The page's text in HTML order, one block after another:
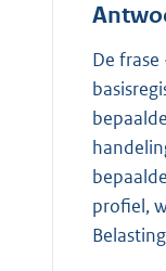
De
profiel,